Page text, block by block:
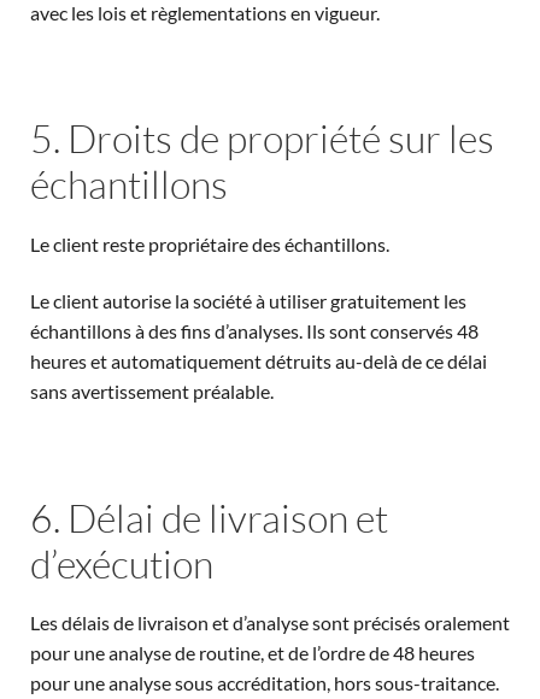
avec les lois et règlementations en vigueur.
5. Droits de propriété sur les
échantillons
Le client reste propriétaire des échantillons.
Le client autorise la société à utiliser gratuitement les
échantillons à des fins d’analyses. Ils sont conservés 48
heures et automatiquement détruits au-delà de ce délai
sans avertissement préalable.
6. Délai de livraison et
d’exécution
Les délais de livraison et d’analyse sont précisés oralement
pour une analyse de routine, et de l’ordre de 48 heures
pour une analyse sous accréditation, hors sous-traitance.